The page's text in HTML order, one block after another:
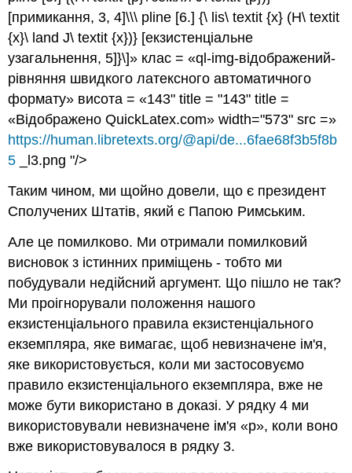
[примикання, 3, 4]\\\ pline [6.] {\ lis\ textit {x} (H\ textit
{x}\ land J\ textit {x})} [екзистенціальне
узагальнення, 5]}\]» клас = «ql-img-відображений-
рівняння швидкого латексного автоматичного
формату» висота = «143" title = "143" title =
«Відображено QuickLatex.com» width="573" src =»
https://human.libretexts.org/@api/de...6fae68f3b5f8b
5 _l3.png "/>
Таким чином, ми щойно довели, що є президент
Сполучених Штатів, який є Папою Римським.
Але це помилково. Ми отримали помилковий
висновок з істинних приміщень - тобто ми
побудували недійсний аргумент. Що пішло не так?
Ми проігнорували положення нашого
екзистенціального правила екзистенціального
екземпляра, яке вимагає, щоб невизначене ім'я,
яке використовується, коли ми застосовуємо
правило екзистенціального екземпляра, вже не
може бути використано в доказі. У рядку 4 ми
використовували невизначене ім'я «p», коли воно
вже використовувалося в рядку 3.